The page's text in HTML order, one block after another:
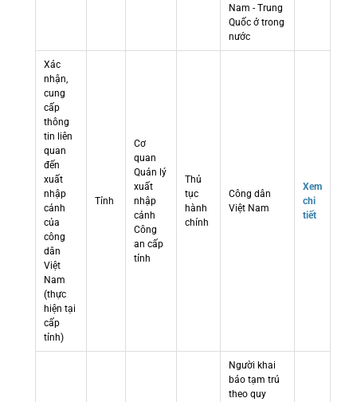
Nam - Trung
Quốc ở trong
nước
Xác
nhận,
cung
cấp
thông
tin liên
quan
đến
xuất
nhập
cảnh
của
công
dân
Việt
Nam
(thực
hiện tại
cấp
tỉnh)
Tỉnh
Cơ
quan
Quản lý
xuất
nhập
cảnh
Công
an cấp
tỉnh
Thủ
tục
hành
chính
Công dân
Việt Nam
Xem
chi
tiết
Người khai
báo tạm trú
theo quy